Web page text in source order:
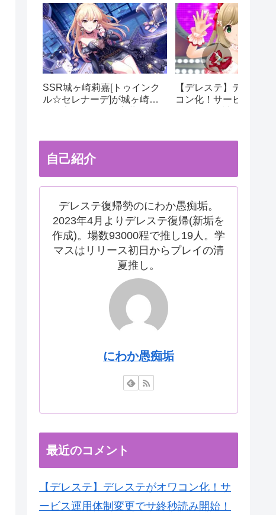
SSR城ヶ崎莉嘉[トゥインク
ル☆セレナーデ]が城ヶ崎姉
【デレステ】デレステ
コン化！サービス運用
自己紹介
デレステ復帰勢のにわか愚痴垢。
2023年4月よりデレステ復帰(新垢を
作成)。場数93000程で推し19人。学
マスはリリース初日からプレイの清
夏推し。
にわか愚痴垢
最近のコメント
【デレステ】デレステがオワコン化！サ
ービス運用体制変更でサ終秒読み開始！